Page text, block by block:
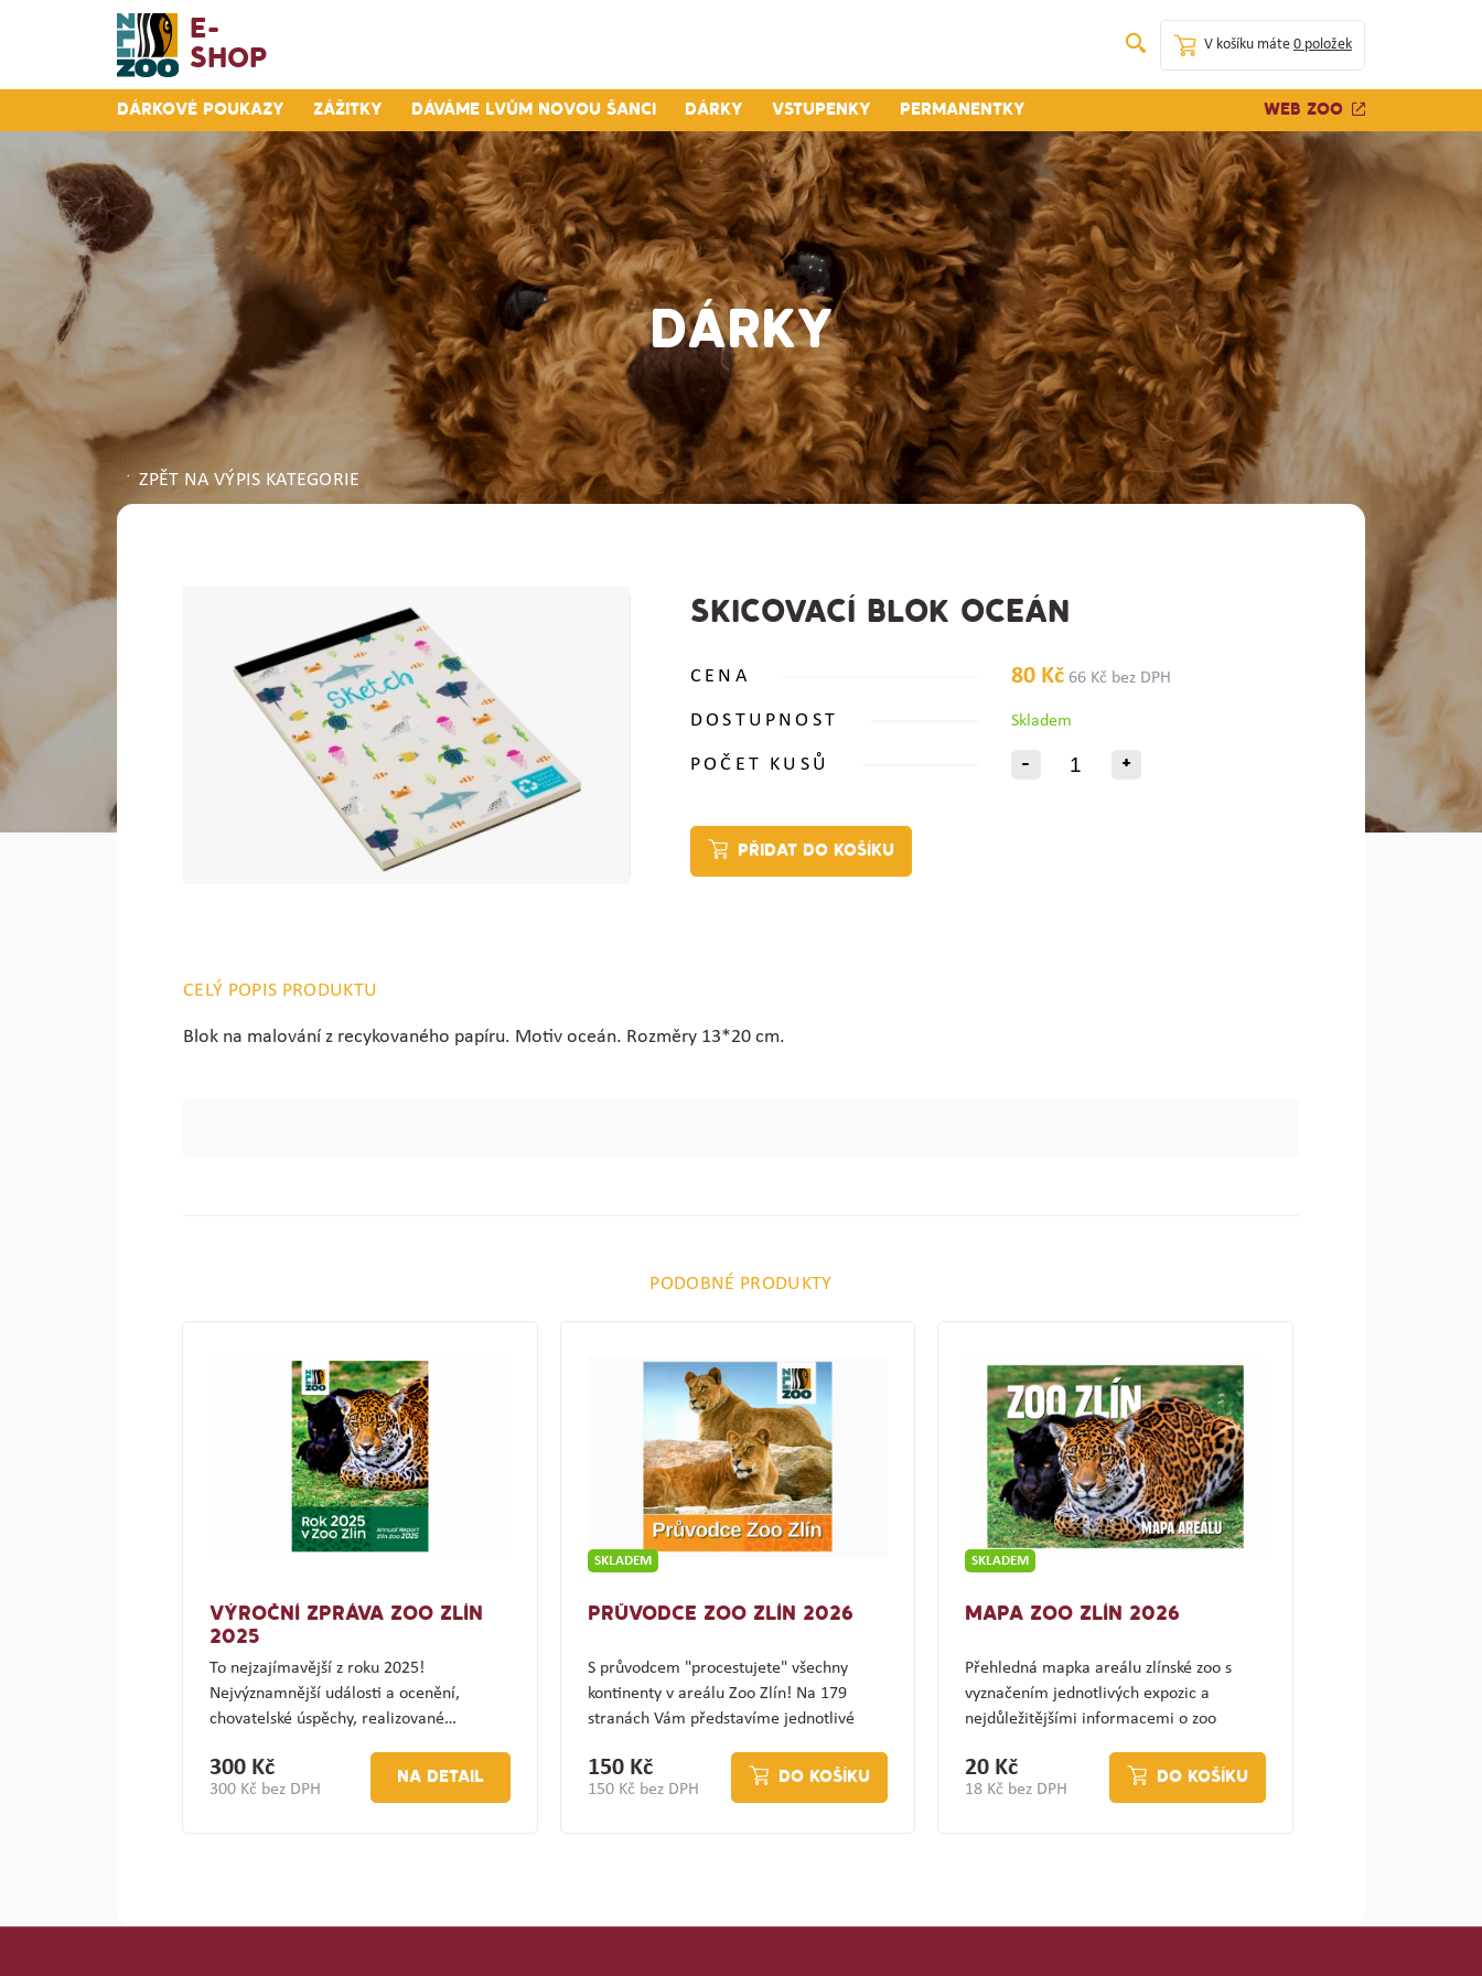
E-
Shop
V košíku máte 0 položek
Dárkové poukazy Zážitky Dáváme lvům novou šanci Dárky Vstupenky Permanentky Web zoo
DÁRKY
ZPĚT NA VÝPIS KATEGORIE
SKICOVACÍ BLOK OCEÁN
CENA 80 Kč 66 Kč bez DPH
DOSTUPNOST Skladem
POČET KUSŮ - +
PŘIDAT DO KOŠÍKU
CELÝ POPIS PRODUKTU
Blok na malování z recykovaného papíru. Motiv oceán. Rozměry 13*20 cm.
PODOBNÉ PRODUKTY
VÝROČNÍ ZPRÁVA ZOO ZLÍN
2025
To nejzajímavější z roku 2025!
Nejvýznamnější události a ocenění,
chovatelské úspěchy, realizované…
300 Kč
300 Kč bez DPH
NA DETAIL
SKLADEM
PRŮVODCE ZOO ZLÍN 2026
S průvodcem "procestujete" všechny
kontinenty v areálu Zoo Zlín! Na 179
stranách Vám představíme jednotlivé
150 Kč
150 Kč bez DPH
DO KOŠÍKU
SKLADEM
MAPA ZOO ZLÍN 2026
Přehledná mapka areálu zlínské zoo s
vyznačením jednotlivých expozic a
nejdůležitějšími informacemi o zoo
20 Kč
18 Kč bez DPH
DO KOŠÍKU